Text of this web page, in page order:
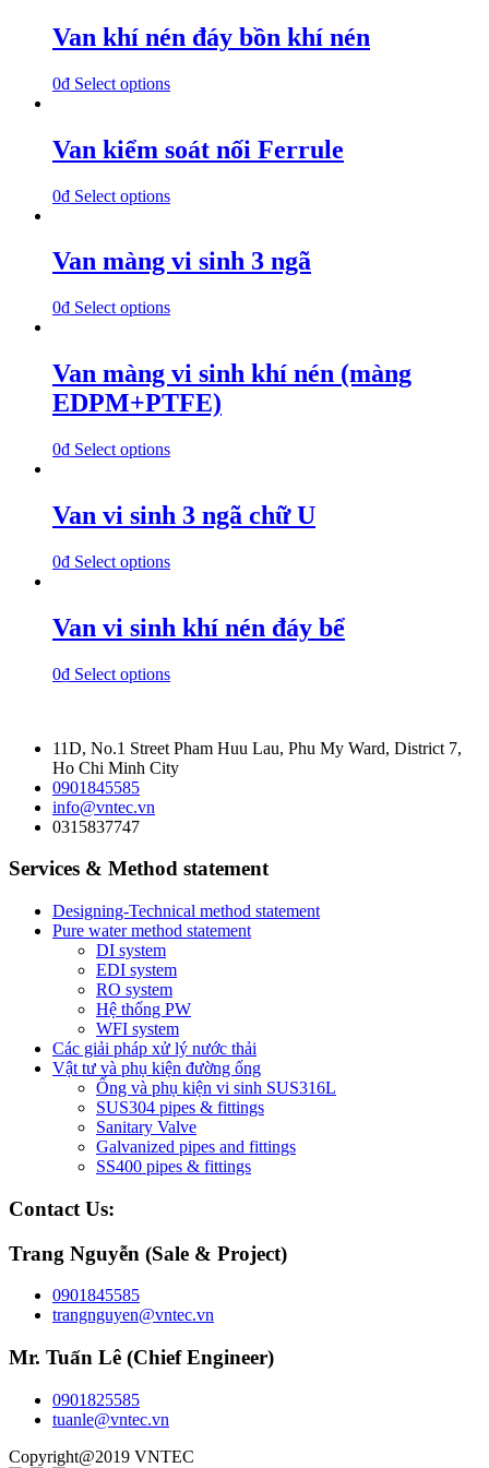
Van khí nén đáy bồn khí nén
0₫ Select options
Van kiểm soát nối Ferrule
0₫ Select options
Van màng vi sinh 3 ngã
0₫ Select options
Van màng vi sinh khí nén (màng
EDPM+PTFE)
0₫ Select options
Van vi sinh 3 ngã chữ U
0₫ Select options
Van vi sinh khí nén đáy bể
0₫ Select options
11D, No.1 Street Pham Huu Lau, Phu My Ward, District 7,
Ho Chi Minh City
0901845585
info@vntec.vn
0315837747
Services & Method statement
Designing-Technical method statement
Pure water method statement
DI system
EDI system
RO system
Hệ thống PW
WFI system
Các giải pháp xử lý nước thải
Vật tư và phụ kiện đường ống
Ống và phụ kiện vi sinh SUS316L
SUS304 pipes & fittings
Sanitary Valve
Galvanized pipes and fittings
SS400 pipes & fittings
Contact Us:
Trang Nguyễn (Sale & Project)
0901845585
trangnguyen@vntec.vn
Mr. Tuấn Lê (Chief Engineer)
0901825585
tuanle@vntec.vn
Copyright@2019 VNTEC